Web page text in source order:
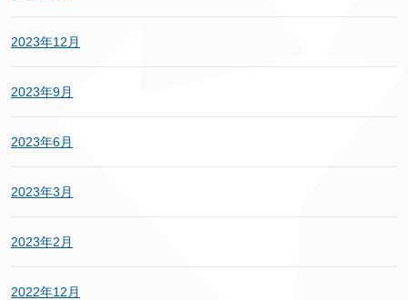
2023年12月
2023年9月
2023年6月
2023年3月
2023年2月
2022年12月